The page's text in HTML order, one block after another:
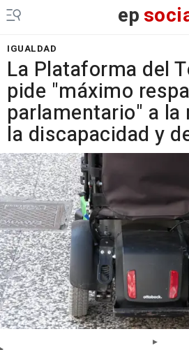
ep
IGUALDAD
La Plataforma del
pide "máximo
parlamentario" a la
la discapacidad y